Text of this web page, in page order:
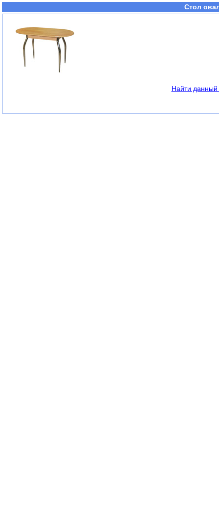
Стол
Найти данный